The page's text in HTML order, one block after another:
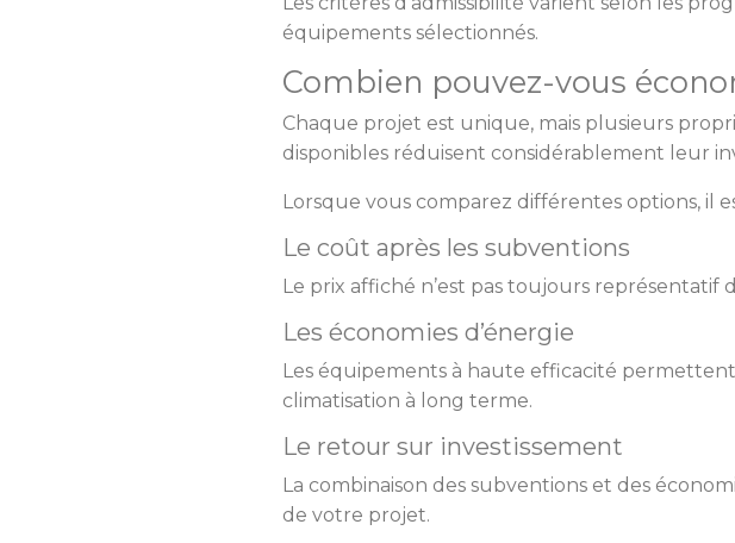
équipements sélectionnés.
Combien pouvez-vous
Chaque projet est unique, mais plusieurs
disponibles réduisent considérablement leur
Lorsque vous comparez différentes options, il
Le coût après les subventions
Le prix affiché n’est pas toujours représentatif
Les économies d’énergie
Les équipements à haute efficacité
climatisation à long terme.
Le retour sur investissement
La combinaison des subventions et des
de votre projet.